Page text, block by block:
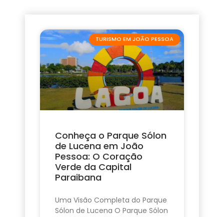
TURISMO EM JOÃO PESSOA
Conheça o Parque Sólon
de Lucena em João
Pessoa: O Coração
Verde da Capital
Paraibana
Uma Visão Completa do Parque
Sólon de Lucena O Parque Sólon